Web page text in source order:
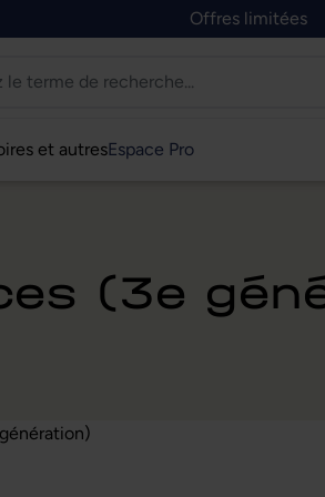
Offres limitées
et autresEspace Pro
(3e